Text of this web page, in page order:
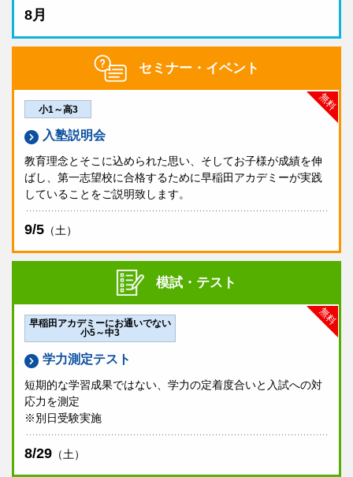
8月
セミナー・イベント
無料
小1～高3
入塾説明会
教育理念とそこに込められた思い、そしてお子様が成績を伸
ばし、第一志望校に合格するために早稲田アカデミーが実践
していることをご説明致します。
9/5 （土）
模試・テスト
無料
早稲田アカデミーにお通いでない
小5～中3
学力測定テスト
短期的な学習成果ではない、学力の定着度合いと入試への対
応力を測定
※別日受験実施
8/29 （土）